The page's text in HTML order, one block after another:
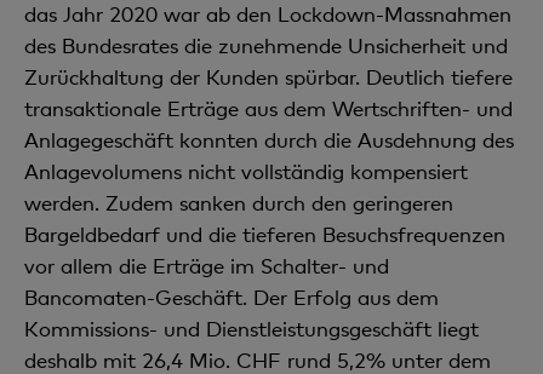
das Jahr 2020 war ab den Lockdown-Massnahmen
des Bundesrates die zunehmende Unsicherheit und
Zurückhaltung der Kunden spürbar. Deutlich tiefere
transaktionale Er­träge aus dem Wertschriften- und
Anlagegeschäft konnten durch die Ausdehnung des
Anlagevolumens nicht vollständig kompensiert
werden. Zudem sanken durch den geringeren
Bargeldbedarf und die tie­feren Besuchsfrequenzen
vor allem die Erträge im Schalter- und
Bancomaten-Geschäft. Der Erfolg aus dem
Kommissions- und Dienstleistungsgeschäft liegt
deshalb mit 26,4 Mio. CHF rund 5,2% unter dem